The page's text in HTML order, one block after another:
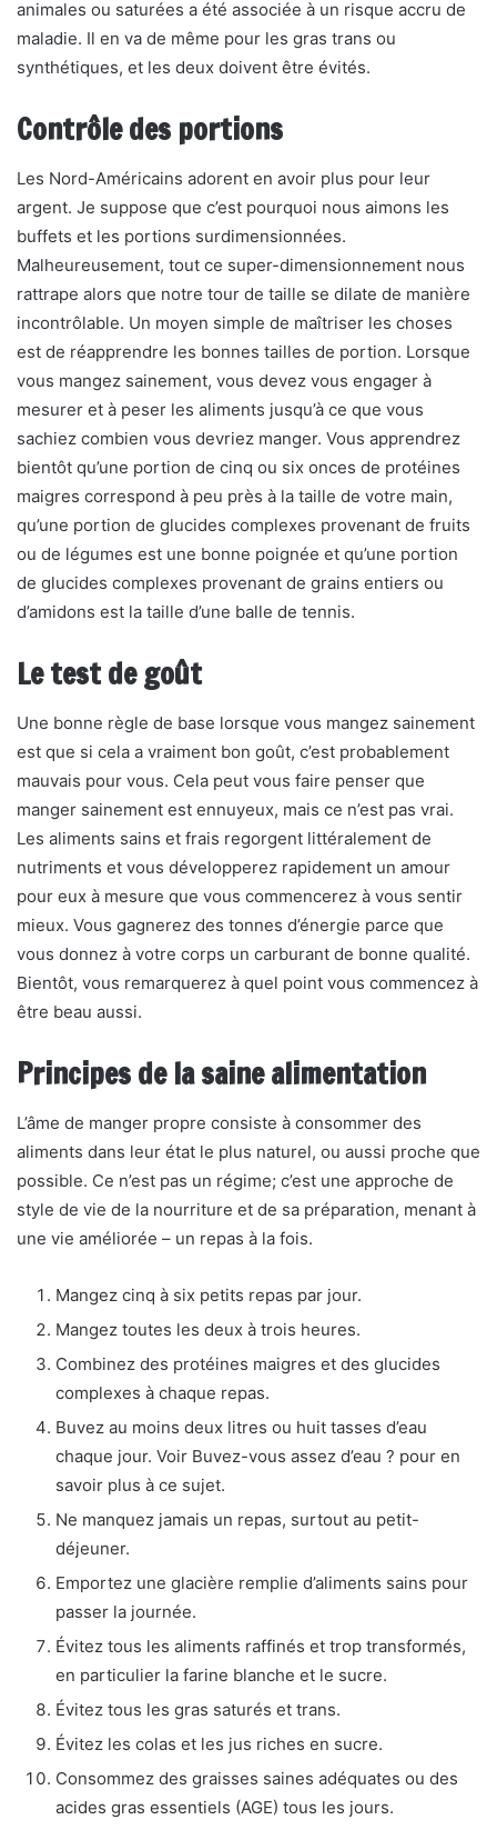
animales ou saturées a été associée à un risque accru de
maladie. Il en va de même pour les gras trans ou
synthétiques, et les deux doivent être évités.
Contrôle des portions
Les Nord-Américains adorent en avoir plus pour leur
argent. Je suppose que c’est pourquoi nous aimons les
buffets et les portions surdimensionnées.
Malheureusement, tout ce super-dimensionnement nous
rattrape alors que notre tour de taille se dilate de manière
incontrôlable. Un moyen simple de maîtriser les choses
est de réapprendre les bonnes tailles de portion. Lorsque
vous mangez sainement, vous devez vous engager à
mesurer et à peser les aliments jusqu’à ce que vous
sachiez combien vous devriez manger. Vous apprendrez
bientôt qu’une portion de cinq ou six onces de protéines
maigres correspond à peu près à la taille de votre main,
qu’une portion de glucides complexes provenant de fruits
ou de légumes est une bonne poignée et qu’une portion
de glucides complexes provenant de grains entiers ou
d’amidons est la taille d’une balle de tennis.
Le test de goût
Une bonne règle de base lorsque vous mangez sainement
est que si cela a vraiment bon goût, c’est probablement
mauvais pour vous. Cela peut vous faire penser que
manger sainement est ennuyeux, mais ce n’est pas vrai.
Les aliments sains et frais regorgent littéralement de
nutriments et vous développerez rapidement un amour
pour eux à mesure que vous commencerez à vous sentir
mieux. Vous gagnerez des tonnes d’énergie parce que
vous donnez à votre corps un carburant de bonne qualité.
Bientôt, vous remarquerez à quel point vous commencez à
être beau aussi.
Principes de la saine alimentation
L’âme de manger propre consiste à consommer des
aliments dans leur état le plus naturel, ou aussi proche que
possible. Ce n’est pas un régime; c’est une approche de
style de vie de la nourriture et de sa préparation, menant à
une vie améliorée – un repas à la fois.
Mangez cinq à six petits repas par jour.
Mangez toutes les deux à trois heures.
Combinez des protéines maigres et des glucides
complexes à chaque repas.
Buvez au moins deux litres ou huit tasses d’eau
chaque jour. Voir Buvez-vous assez d’eau ? pour en
savoir plus à ce sujet.
Ne manquez jamais un repas, surtout au petit-
déjeuner.
Emportez une glacière remplie d’aliments sains pour
passer la journée.
Évitez tous les aliments raffinés et trop transformés,
en particulier la farine blanche et le sucre.
Évitez tous les gras saturés et trans.
Évitez les colas et les jus riches en sucre.
Consommez des graisses saines adéquates ou des
acides gras essentiels (AGE) tous les jours.